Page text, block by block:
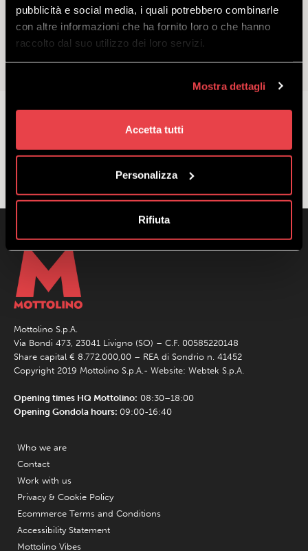
pubblicità e social media, i quali potrebbero combinarle
con altre informazioni che ha fornito loro o che hanno
raccolto dal suo utilizzo dei loro servizi.
Mostra dettagli
Accetta tutti
Personalizza
Rifiuta
DISCOVER
Enjoy views of the Mottolino Ski Area from a unique
accompanied by our tandem pilot.
starting
from€120.00
Mottolino S.p.A.
Via Bondi 473, 23041 Livigno (SO) – C.F. 00585220148
Share capital € 8.772.000,00 – REA di Sondrio n. 41452
Copyright 2019 Mottolino S.p.A.- Website: Webtek S.p.A.
Opening times HQ Mottolino: 08:30–18:00
Opening Gondola hours: 09:00-16:40
Who we are
Contact
Work with us
Privacy & Cookie Policy
Ecommerce Terms and Conditions
Accessibility Statement
Mottolino Vibes